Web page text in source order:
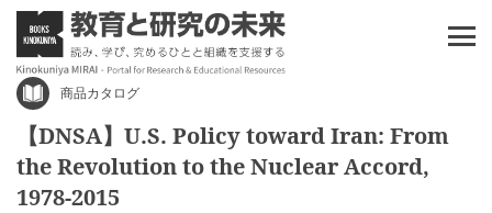
商品カタログ
【DNSA】U.S. Policy toward Iran: From
the Revolution to the Nuclear Accord,
1978-2015